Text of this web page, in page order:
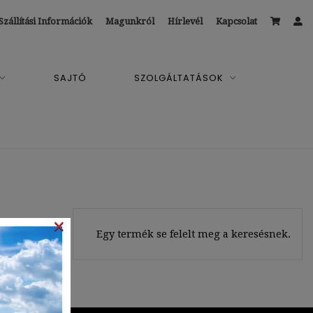
Információk Magunkról Hírlevél Kapcsolat
SAJTÓ SZOLGÁLTATÁSOK
Egy termék se felelt meg a keresésnek.
×